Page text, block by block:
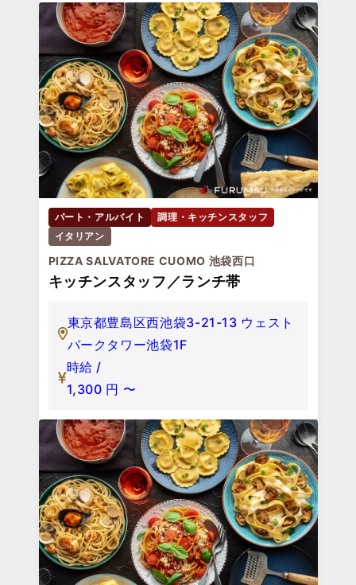
パート・アルバイト
調理・キッチンスタッフ
イタリアン
PIZZA SALVATORE CUOMO 池袋西口
キッチンスタッフ／ランチ帯
東京都豊島区西池袋3-21-13 ウェスト
パークタワー池袋1F
時給 /
1,300 円 〜